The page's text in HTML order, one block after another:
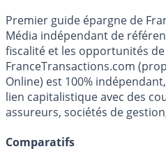
FranceTransactions.com
Premier guide épargne de
Média indépendant de
fiscalité et les opportunités
FranceTransactions.com
Online) est 100%
assureurs, sociétés de gestion,